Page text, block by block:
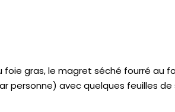
gras, le magret séché fourré au
personne) avec quelques feuilles de